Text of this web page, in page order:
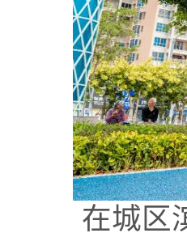
在城区